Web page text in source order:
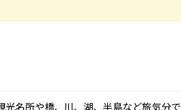
名所や橋、川、湖、半島など旅気分で